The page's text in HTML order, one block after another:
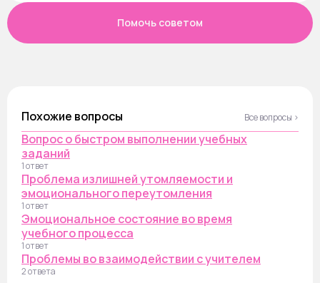
Помочь советом
Похожие вопросы Все вопросы ›
Вопрос о быстром выполнении учебных
заданий
1 ответ
Проблема излишней утомляемости и
эмоционального переутомления
1 ответ
Эмоциональное состояние во время
учебного процесса
1 ответ
Проблемы во взаимодействии с учителем
2 ответа